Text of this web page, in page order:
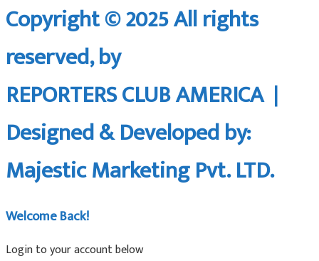
Copyright © 2025 All rights
reserved, by
REPORTERS CLUB AMERICA |
Designed & Developed by:
Majestic Marketing Pvt. LTD.
Welcome Back!
Login to your account below